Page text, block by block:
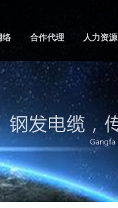
络 合作代理 人力资源